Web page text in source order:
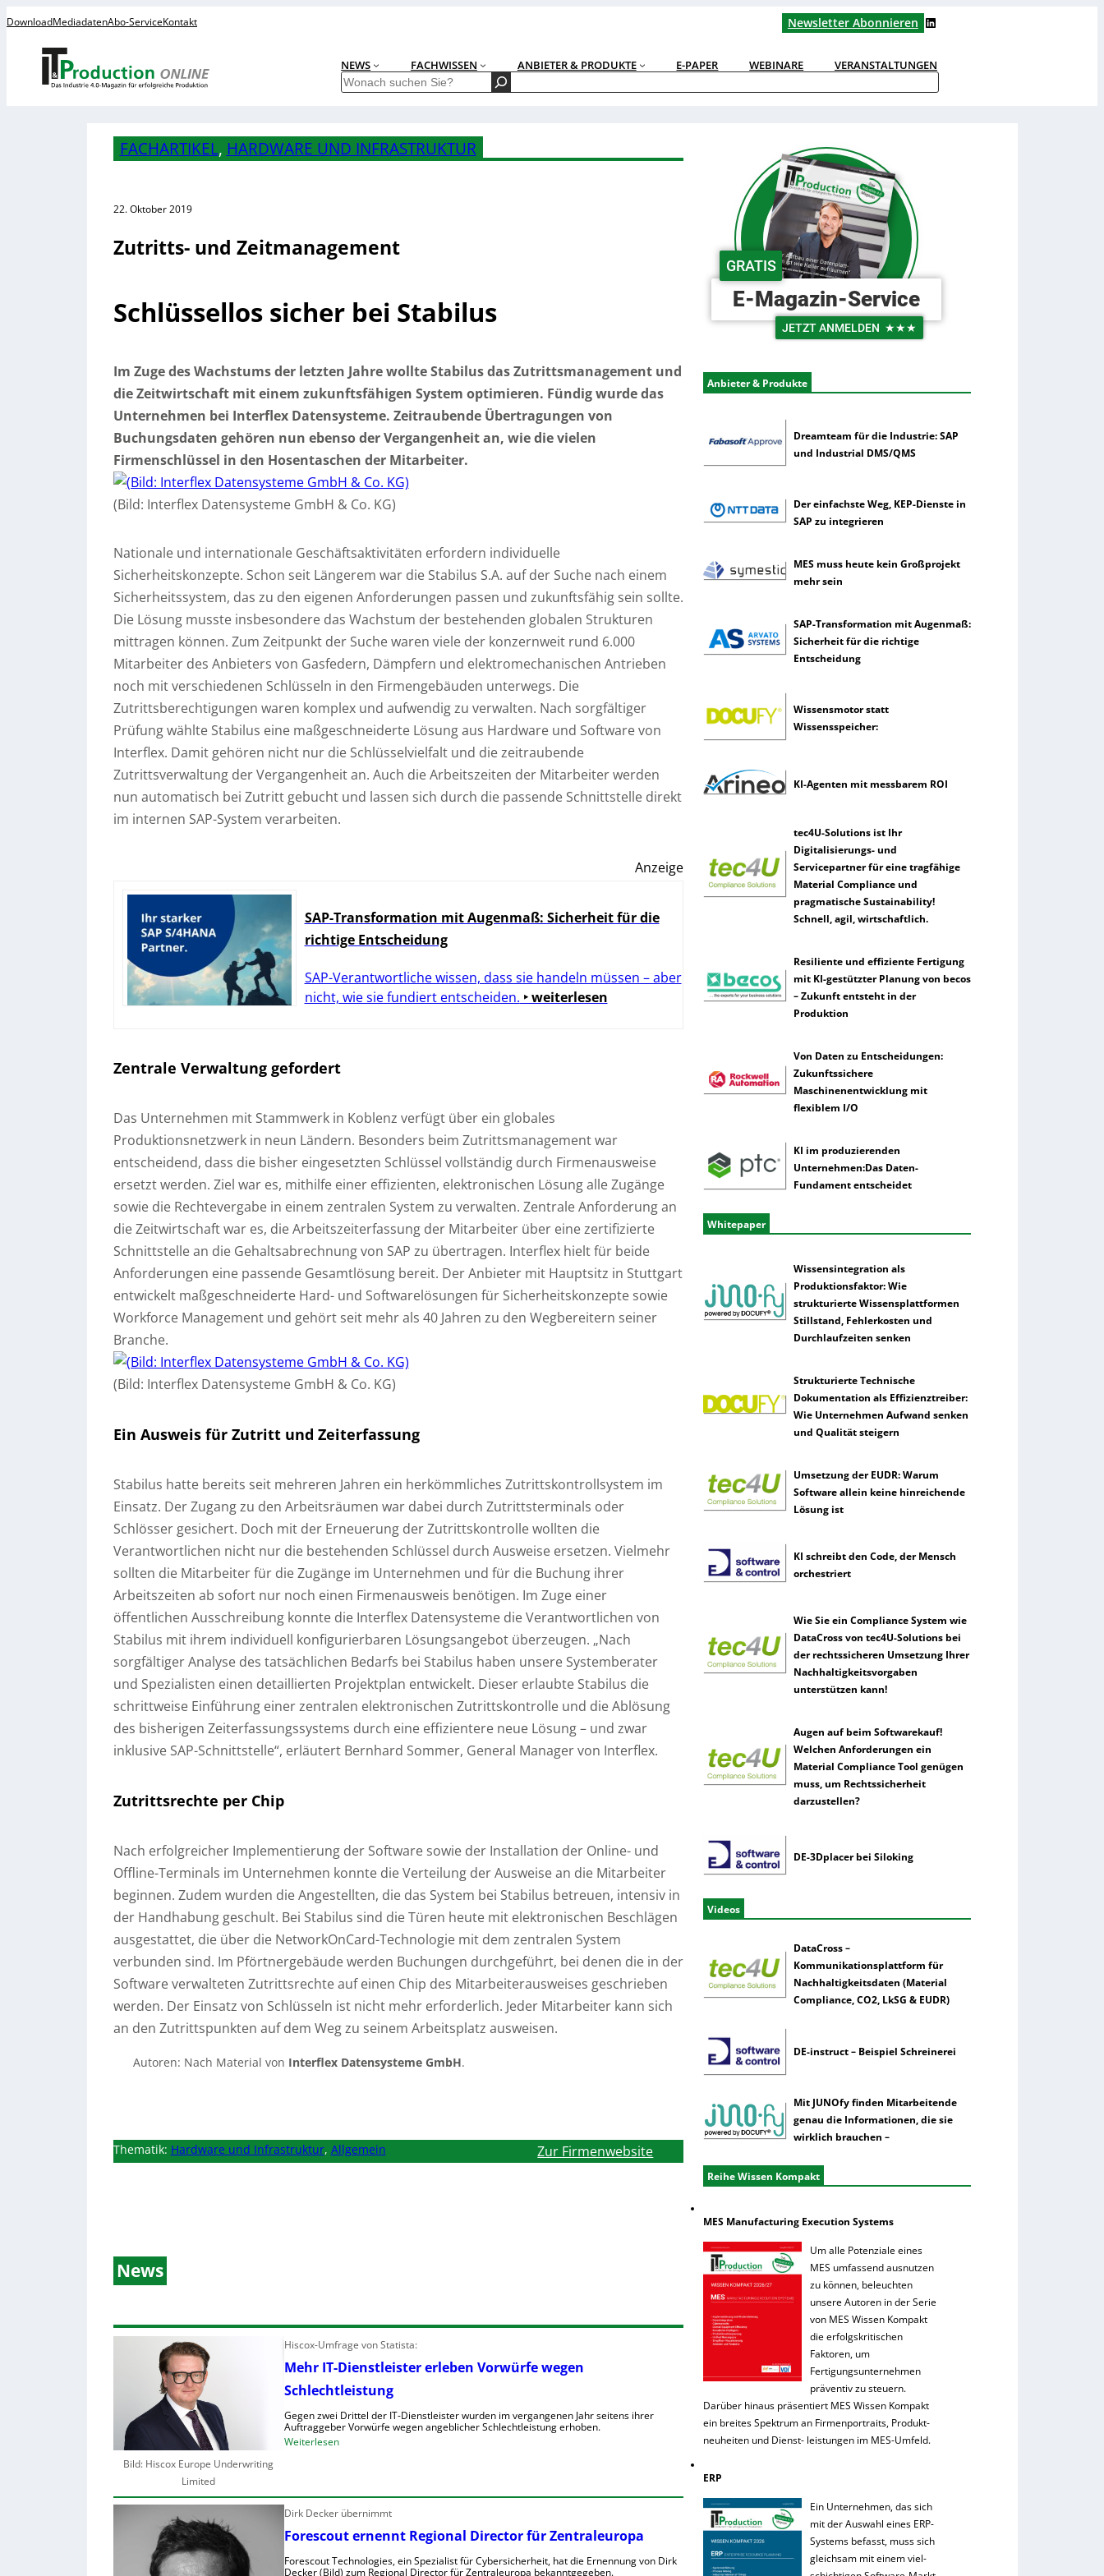
DownloadMediadatenAbo-ServiceKontakt Newsletter Abonnieren LinkedIn
NEWS FACHWISSEN ANBIETER & PRODUKTE E-PAPER WEBINARE VERANSTALTUNGEN
S
h
e
FACHARTIKEL, HARDWARE UND INFRASTRUKTUR
22. Oktober 2019
Zutritts- und Zeitmanagement
Schlüssellos sicher bei Stabilus
Im Zuge des Wachstums der letzten Jahre wollte Stabilus das Zutrittsmanagement und
die Zeitwirtschaft mit einem zukunftsfähigen System optimieren. Fündig wurde das
Unternehmen bei Interflex Datensysteme. Zeitraubende Übertragungen von
Buchungsdaten gehören nun ebenso der Vergangenheit an, wie die vielen
Firmenschlüssel in den Hosentaschen der Mitarbeiter.
(Bild: Interflex Datensysteme GmbH & Co. KG)
Nationale und internationale Geschäftsaktivitäten erfordern individuelle
Sicherheitskonzepte. Schon seit Längerem war die Stabilus S.A. auf der Suche nach einem
Sicherheitssystem, das zu den eigenen Anforderungen passen und zukunftsfähig sein sollte.
Die Lösung musste insbesondere das Wachstum der bestehenden globalen Strukturen
mittragen können. Zum Zeitpunkt der Suche waren viele der konzernweit rund 6.000
Mitarbeiter des Anbieters von Gasfedern, Dämpfern und elektromechanischen Antrieben
noch mit verschiedenen Schlüsseln in den Firmengebäuden unterwegs. Die
Zutrittsberechtigungen waren komplex und aufwendig zu verwalten. Nach sorgfältiger
Prüfung wählte Stabilus eine maßgeschneiderte Lösung aus Hardware und Software von
Interflex. Damit gehören nicht nur die Schlüsselvielfalt und die zeitraubende
Zutrittsverwaltung der Vergangenheit an. Auch die Arbeitszeiten der Mitarbeiter werden
nun automatisch bei Zutritt gebucht und lassen sich durch die passende Schnittstelle direkt
im internen SAP-System verarbeiten.
Anzeige
SAP-Transformation mit Augenmaß: Sicherheit für die
richtige Entscheidung
SAP-Verantwortliche wissen, dass sie handeln müssen – aber
nicht, wie sie fundiert entscheiden. ‣ weiterlesen
Zentrale Verwaltung gefordert
Das Unternehmen mit Stammwerk in Koblenz verfügt über ein globales
Produktionsnetzwerk in neun Ländern. Besonders beim Zutrittsmanagement war
entscheidend, dass die bisher eingesetzten Schlüssel vollständig durch Firmenausweise
ersetzt werden. Ziel war es, mithilfe einer effizienten, elektronischen Lösung alle Zugänge
sowie die Rechtevergabe in einem zentralen System zu verwalten. Zentrale Anforderung an
die Zeitwirtschaft war es, die Arbeitszeiterfassung der Mitarbeiter über eine zertifizierte
Schnittstelle an die Gehaltsabrechnung von SAP zu übertragen. Interflex hielt für beide
Anforderungen eine passende Gesamtlösung bereit. Der Anbieter mit Hauptsitz in Stuttgart
entwickelt maßgeschneiderte Hard- und Softwarelösungen für Sicherheitskonzepte sowie
Workforce Management und gehört seit mehr als 40 Jahren zu den Wegbereitern seiner
Branche.
(Bild: Interflex Datensysteme GmbH & Co. KG)
Ein Ausweis für Zutritt und Zeiterfassung
Stabilus hatte bereits seit mehreren Jahren ein herkömmliches Zutrittskontrollsystem im
Einsatz. Der Zugang zu den Arbeitsräumen war dabei durch Zutrittsterminals oder
Schlösser gesichert. Doch mit der Erneuerung der Zutrittskontrolle wollten die
Verantwortlichen nicht nur die bestehenden Schlüssel durch Ausweise ersetzen. Vielmehr
sollten die Mitarbeiter für die Zugänge im Unternehmen und für die Buchung ihrer
Arbeitszeiten ab sofort nur noch einen Firmenausweis benötigen. Im Zuge einer
öffentlichen Ausschreibung konnte die Interflex Datensysteme die Verantwortlichen von
Stabilus mit ihrem individuell konfigurierbaren Lösungsangebot überzeugen. „Nach
sorgfältiger Analyse des tatsächlichen Bedarfs bei Stabilus haben unsere Systemberater
und Spezialisten einen detaillierten Projektplan entwickelt. Dieser erlaubte Stabilus die
schrittweise Einführung einer zentralen elektronischen Zutrittskontrolle und die Ablösung
des bisherigen Zeiterfassungssystems durch eine effizientere neue Lösung – und zwar
inklusive SAP-Schnittstelle“, erläutert Bernhard Sommer, General Manager von Interflex.
Zutrittsrechte per Chip
Nach erfolgreicher Implementierung der Software sowie der Installation der Online- und
Offline-Terminals im Unternehmen konnte die Verteilung der Ausweise an die Mitarbeiter
beginnen. Zudem wurden die Angestellten, die das System bei Stabilus betreuen, intensiv in
der Handhabung geschult. Bei Stabilus sind die Türen heute mit elektronischen Beschlägen
ausgestattet, die über die NetworkOnCard-Technologie mit dem zentralen System
verbunden sind. Im Pförtnergebäude werden Buchungen durchgeführt, bei denen die in der
Software verwalteten Zutrittsrechte auf einen Chip des Mitarbeiterausweises geschrieben
werden. Der Einsatz von Schlüsseln ist nicht mehr erforderlich. Jeder Mitarbeiter kann sich
an den Zutrittspunkten auf dem Weg zu seinem Arbeitsplatz ausweisen.
Autoren: Nach Material von Interflex Datensysteme GmbH.
Thematik: Hardware und Infrastruktur, Allgemein Zur Firmenwebsite
News
Bild: Hiscox Europe Underwriting
Limited
Hiscox-Umfrage von Statista:
Mehr IT-Dienstleister erleben Vorwürfe wegen
Schlechtleistung
Gegen zwei Drittel der IT-Dienstleister wurden im vergangenen Jahr seitens ihrer
Auftraggeber Vorwürfe wegen angeblicher Schlechtleistung erhoben.
Weiterlesen:
r
T
-
Dirk Decker übernimmt
Forescout ernennt Regional Director für Zentraleuropa
Forescout Technologies, ein Spezialist für Cybersicherheit, hat die Ernennung von Dirk
Decker (Bild) zum Regional Director für Zentraleuropa bekanntgegeben.
GRATIS
E-Magazin-Service
JETZT ANMELDEN ★★★
Anbieter & Produkte
Dreamteam für die Industrie: SAP
und Industrial DMS/QMS
Der einfachste Weg, KEP-Dienste in
SAP zu integrieren
MES muss heute kein Großprojekt
mehr sein
SAP-Transformation mit Augenmaß:
Sicherheit für die richtige
Entscheidung
Wissensmotor statt
Wissensspeicher:
KI-Agenten mit messbarem ROI
tec4U-Solutions ist Ihr
Digitalisierungs- und
Servicepartner für eine tragfähige
Material Compliance und
pragmatische Sustainability!
Schnell, agil, wirtschaftlich.
Resiliente und effiziente Fertigung
mit KI-gestützter Planung von becos
– Zukunft entsteht in der
Produktion
Von Daten zu Entscheidungen:
Zukunftssichere
Maschinenentwicklung mit
flexiblem I/O
KI im produzierenden
Unternehmen:Das Daten-
Fundament entscheidet
Whitepaper
Wissensintegration als
Produktionsfaktor: Wie
strukturierte Wissensplattformen
Stillstand, Fehlerkosten und
Durchlaufzeiten senken
Strukturierte Technische
Dokumentation als Effizienztreiber:
Wie Unternehmen Aufwand senken
und Qualität steigern
Umsetzung der EUDR: Warum
Software allein keine hinreichende
Lösung ist
KI schreibt den Code, der Mensch
orchestriert
Wie Sie ein Compliance System wie
DataCross von tec4U-Solutions bei
der rechtssicheren Umsetzung Ihrer
Nachhaltigkeitsvorgaben
unterstützen kann!
Augen auf beim Softwarekauf!
Welchen Anforderungen ein
Material Compliance Tool genügen
muss, um Rechtssicherheit
darzustellen?
DE-3Dplacer bei Siloking
Videos
DataCross –
Kommunikationsplattform für
Nachhaltigkeitsdaten (Material
Compliance, CO2, LkSG & EUDR)
DE-instruct – Beispiel Schreinerei
Mit JUNOfy finden Mitarbeitende
genau die Informationen, die sie
wirklich brauchen –
Reihe Wissen Kompakt
MES Manufacturing Execution Systems
Um alle Potenziale eines
MES umfassend ausnutzen
zu können, beleuchten
unsere Autoren in der Serie
von MES Wissen Kompakt
die erfolgskritischen
Faktoren, um
Fertigungsunternehmen
präventiv zu steuern.
Darüber hinaus präsentiert MES Wissen Kompakt
ein breites Spektrum an Firmenportraits, Produkt-
neuheiten und Dienst- leistungen im MES-Umfeld.
ERP
Ein Unternehmen, das sich
mit der Auswahl eines ERP-
Systems befasst, muss sich
gleichsam mit einem viel-